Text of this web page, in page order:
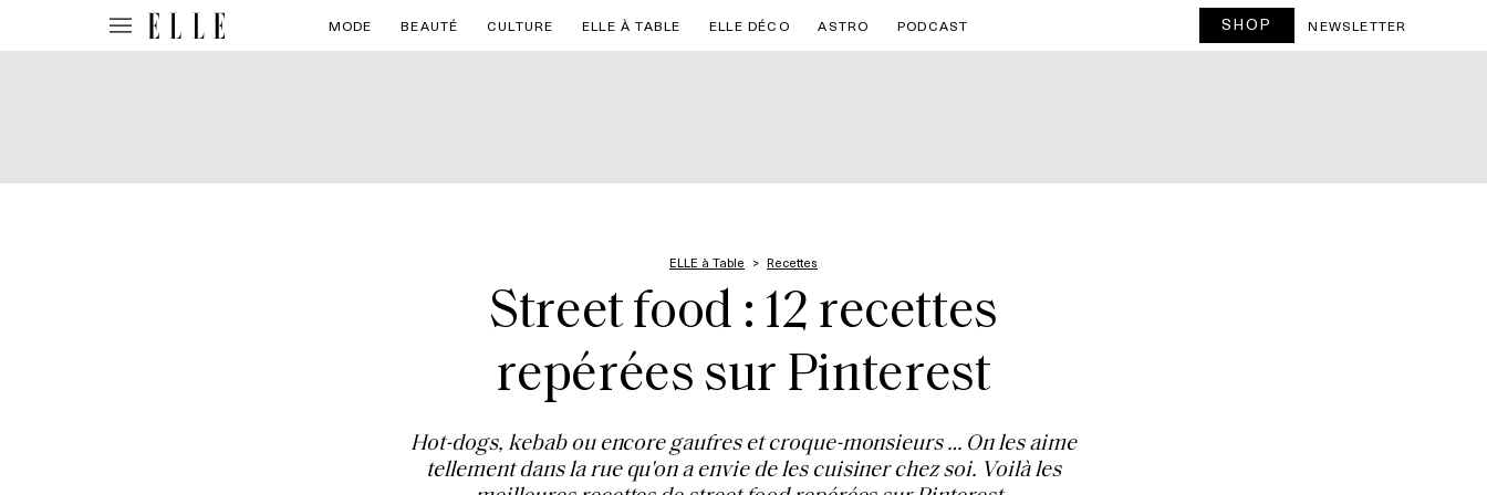
MODE BEAUTÉ CULTURE ELLE À TABLE ELLE DÉCO ASTRO PODCAST SHOP NEWSLETTER
ELLE à Table Recettes
Street food : 12 recettes
repérées sur Pinterest
Hot-dogs, kebab ou encore gaufres et croque-monsieurs … On les aime
tellement dans la rue qu'on a envie de les cuisiner chez soi. Voilà les